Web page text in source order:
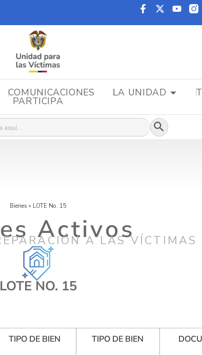
COMUNICACIONES LA UNIDAD
PARTICIPA
Botón de
Bienes » LOTE No. 15
ActivosA LAS VÍCTIMAS
LOTE NO. 15
TIPO DE BIEN TIPO DE BIEN